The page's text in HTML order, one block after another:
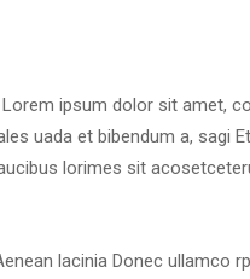
ipsum dolor sit amet,
uada et bibendum a, sagi
lorimes sit
lacinia Donec ullamco